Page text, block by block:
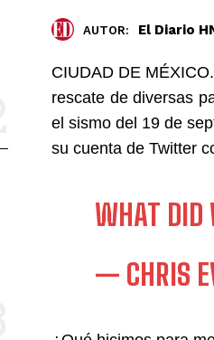
AUTOR: El Diario
CIUDAD DE
rescate de diversas
el sismo del 19 de
su cuenta de Twitter
WHAT DID
— CHRIS